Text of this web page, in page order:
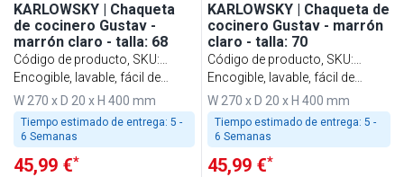
KARLOWSKY | Chaqueta
de cocinero Gustav -
marrón claro - talla: 68
Código de producto, SKU:
KJGHBK68
Encogible, lavable, fácil de
cuidar
W 270 x D 20 x H 400 mm
Tiempo estimado de entrega: 5 -
6 Semanas
45,99 €*
KARLOWSKY | Chaqueta de
cocinero Gustav - marrón
claro - talla: 70
Código de producto, SKU:
KJGHBK70
Encogible, lavable, fácil de
cuidar
W 270 x D 20 x H 400 mm
Tiempo estimado de entrega: 5 -
6 Semanas
45,99 €*